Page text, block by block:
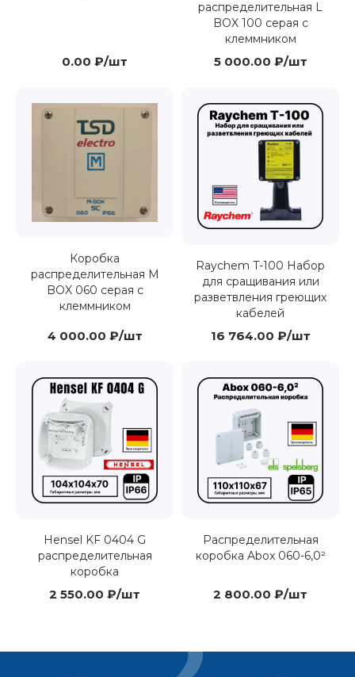
0.00 ₽/шт
распределительная L
BOX 100 серая с
клеммником
5 000.00 ₽/шт
Коробка
распределительная M
BOX 060 серая с
клеммником
4 000.00 ₽/шт
Raychem T-100 Набор
для сращивания или
разветвления греющих
кабелей
16 764.00 ₽/шт
Hensel KF 0404 G
распределительная
коробка
2 550.00 ₽/шт
Распределительная
коробка Abox 060-6,0²
2 800.00 ₽/шт